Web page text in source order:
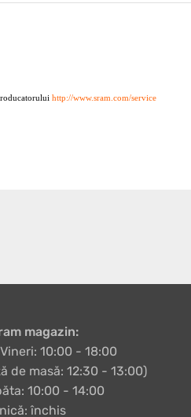
http://www.sram.com/service
magazin:
10:00 - 18:00
de masă: 12:30 - 13:00)
10:00 - 14:00
închis